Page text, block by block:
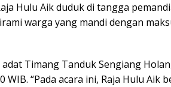
Hulu Aik duduk di tangga
warga yang mandi dengan
Timang Tanduk Sengiang
WIB. “Pada acara ini, Raja Hulu Aik